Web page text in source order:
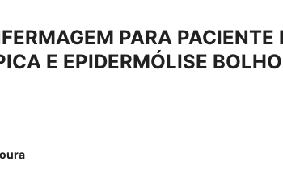
PARA
E EPIDERMÓLISE